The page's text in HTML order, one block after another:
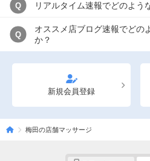
Q リアルタイム速報でどのよう
Q
オススメ店ブログ速報でどの
か？
新規会員登録
梅田の店舗マッサージ